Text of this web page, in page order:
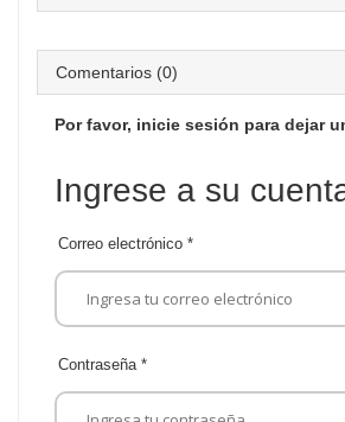
Comentarios (0)
Por favor, inicie sesión para dejar
Ingrese a su
Correo electrónico *
Contraseña *